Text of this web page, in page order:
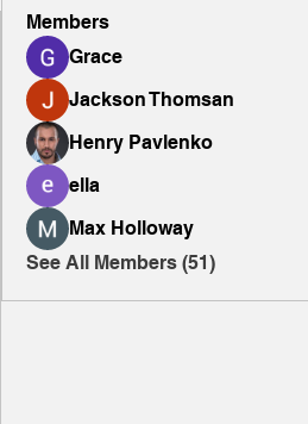
Members
Grace
Jackson Thomsan
Henry Pavlenko
ella
Max Holloway
See All Members (51)